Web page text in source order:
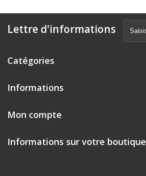
Lettre d'informations
Catégories
Informations
Mon compte
Informations sur votre boutique